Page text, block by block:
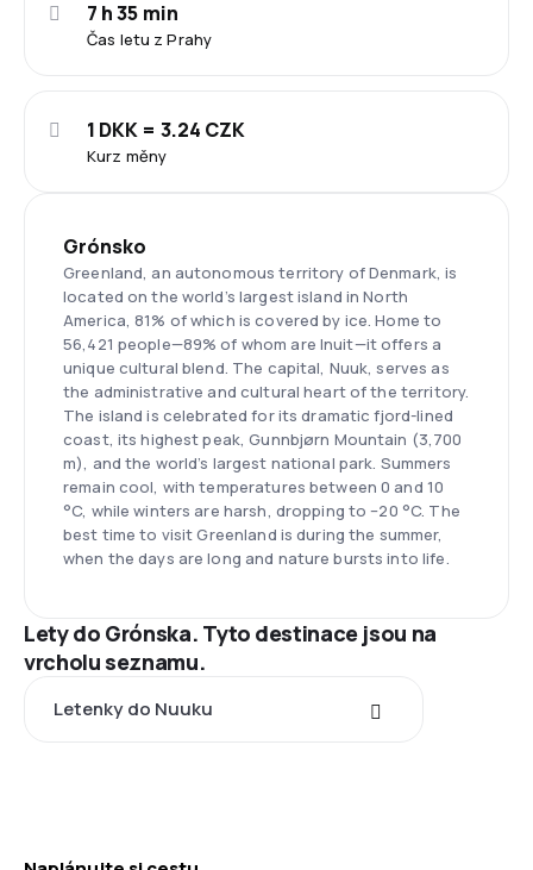
Čas letu z Prahy
7 h 35 min
Kurz měny
1 DKK = 3.24 CZK
Grónsko
Greenland, an autonomous territory of Denmark, is
located on the world’s largest island in North
America, 81% of which is covered by ice. Home to
56,421 people—89% of whom are Inuit—it offers a
unique cultural blend. The capital, Nuuk, serves as
the administrative and cultural heart of the territory.
The island is celebrated for its dramatic fjord-lined
coast, its highest peak, Gunnbjørn Mountain (3,700
m), and the world’s largest national park. Summers
remain cool, with temperatures between 0 and 10
°C, while winters are harsh, dropping to –20 °C. The
best time to visit Greenland is during the summer,
when the days are long and nature bursts into life.
Lety do Grónska. Tyto destinace jsou na
vrcholu seznamu.
Letenky do Nuuku